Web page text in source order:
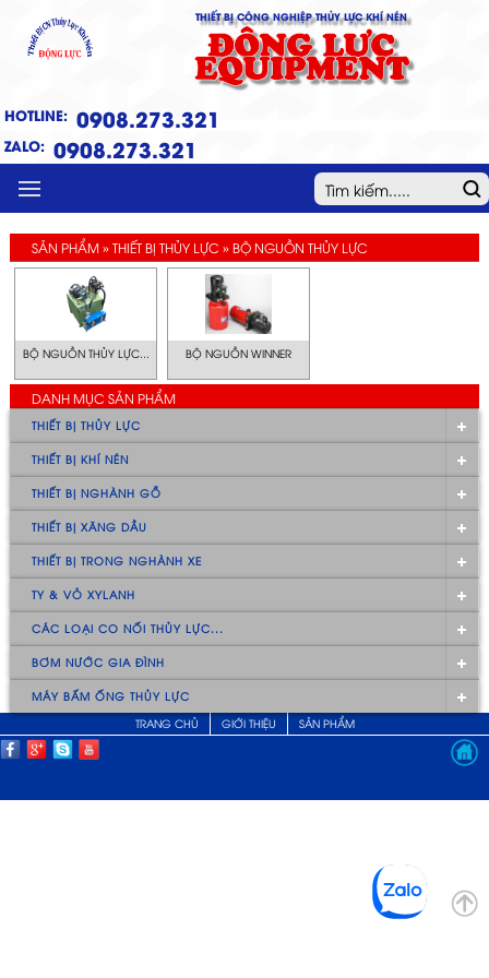
THIẾT BỊ CÔNG NGHIỆP THỦY LỰC KHÍ NÉN
ĐỘNG LỰC
EQUIPMENT
HOTLINE:0908.273.321
ZALO:0908.273.321
MENU
SẢN PHẨM » THIẾT BỊ THỦY LỰC » BỘ NGUỒN THỦY LỰC
BỘ NGUỒN THỦY LỰC... BỘ NGUỒN WINNER
DANH MỤC SẢN PHẨM
THIẾT BỊ THỦY LỰC
THIẾT BỊ KHÍ NÉN
THIẾT BỊ NGHÀNH GỖ
THIẾT BỊ XĂNG DẦU
THIẾT BỊ TRONG NGHÀNH XE
TY & VỎ XYLANH
CÁC LOẠI CO NỐI THỦY LỰC...
BƠM NƯỚC GIA ĐÌNH
MÁY BẤM ỐNG THỦY LỰC
TRANG CHỦ
GIỚI THIỆU SẢN PHẨM